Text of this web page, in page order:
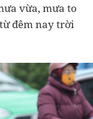
vừa, mưa to
đêm nay trời